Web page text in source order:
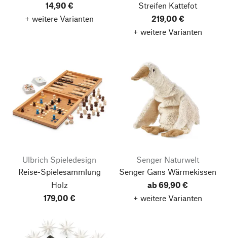
14,90 €
+ weitere Varianten
Streifen Kattefot
219,00 €
+ weitere Varianten
Ulbrich Spieledesign
Reise-Spielesammlung
Holz
179,00 €
Senger Naturwelt
Senger Gans Wärmekissen
ab 69,90 €
+ weitere Varianten